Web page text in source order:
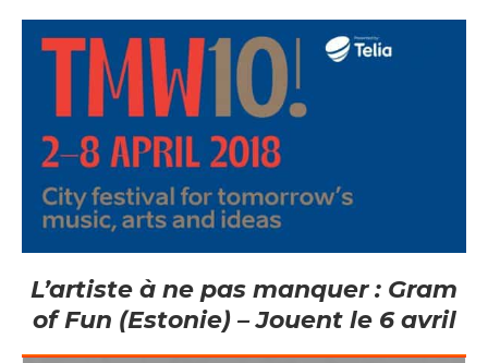
L’artiste à ne pas manquer : Gram
of Fun (Estonie) – Jouent le 6 avril